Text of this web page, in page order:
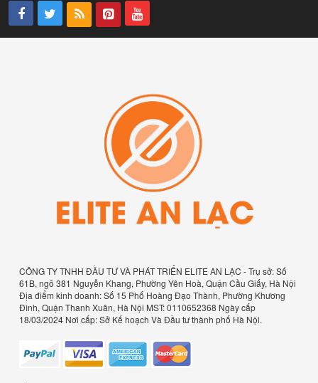
CÔNG TY TNHH ĐẦU TƯ VÀ PHÁT TRIỂN ELITE AN LẠC - Trụ sở: Số
61B, ngõ 381 Nguyễn Khang, Phường Yên Hoà, Quận Cầu Giấy, Hà Nội
Địa điểm kinh doanh: Số 15 Phố Hoàng Đạo Thành, Phường Khương
Đình, Quận Thanh Xuân, Hà Nội MST: 0110652368 Ngày cấp
18/03/2024 Nơi cấp: Sở Kế hoạch Và Đầu tư thành phố Hà Nội.